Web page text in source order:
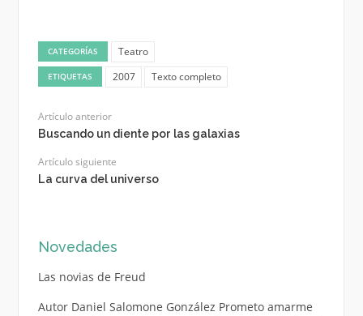
CATEGORÍAS Teatro
ETIQUETAS 2007 Texto completo
Artículo anterior
Buscando un diente por las galaxias
Artículo siguiente
La curva del universo
Novedades
Las novias de Freud
Autor Daniel Salomone González Prometo amarme